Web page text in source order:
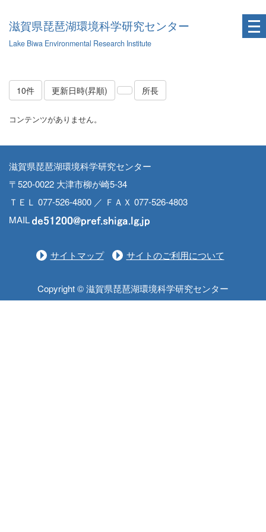
滋賀県琵琶湖環境科学研究センター
Lake Biwa Environmental Research Institute
10件 更新日時(昇順) 所長
コンテンツがありません。
滋賀県琵琶湖環境科学研究センター
〒520-0022 大津市柳が崎5-34
ＴＥＬ 077-526-4800 ／ ＦＡＸ 077-526-4803
MAIL
サイトマップ サイトのご利用について
Copyright © 滋賀県琵琶湖環境科学研究センター